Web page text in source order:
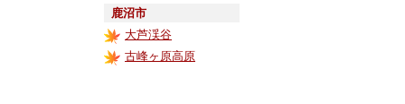
鹿沼市
大芦渓谷
古峰ヶ原高原